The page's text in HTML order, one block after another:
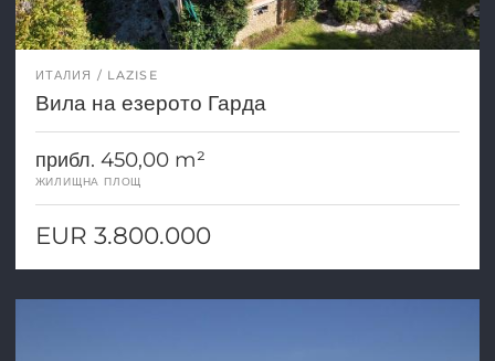
ИТАЛИЯ LAZISE
Вила на езерото Гарда
прибл. 450,00 m²
ЖИЛИЩНА ПЛОЩ
EUR 3.800.000